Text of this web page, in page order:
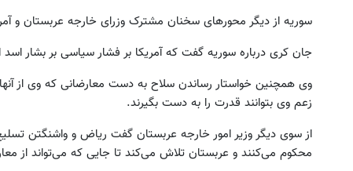
سوریه از دیگر محورهای سخنان مشترک وزرای خارجه عربستان و
جان کری درباره سوریه گفت که آمریکا بر فشار سیاسی بر بشار
وی همچنین خواستار رساندن سلاح به دست معارضانی که وی از آنها
زعم وی بتوانند قدرت را به دست بگیرند.
از سوی دیگر وزیر امور خارجه عربستان گفت ریاض و واشنگتن
محکوم می‌کنند و عربستان تلاش می‌‌کند تا جایی که می‌تواند از